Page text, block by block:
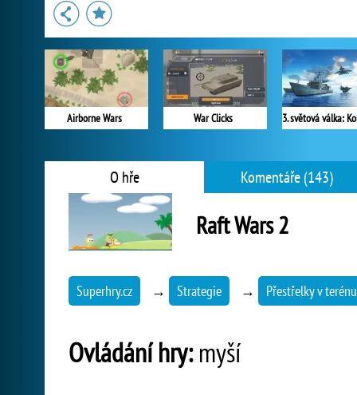
Airborne Wars War Clicks
O hře Komentáře (143)
Raft Wars 2
Superhry.cz → Strategie → Přestřelky v terénu
Ovládání hry:myší